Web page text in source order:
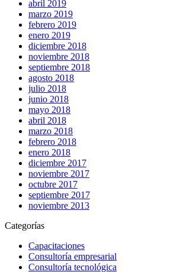
abril 2019
marzo 2019
febrero 2019
enero 2019
diciembre 2018
noviembre 2018
septiembre 2018
agosto 2018
julio 2018
junio 2018
mayo 2018
abril 2018
marzo 2018
febrero 2018
enero 2018
diciembre 2017
noviembre 2017
octubre 2017
septiembre 2017
noviembre 2013
Categorías
Capacitaciones
Consultoría empresarial
Consultoría tecnológica